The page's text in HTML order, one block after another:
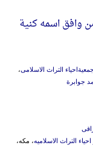
وافق اسمه کنیة
التراث الاسلامی،
جوابرة
التراث الاسلامیه، مکه،